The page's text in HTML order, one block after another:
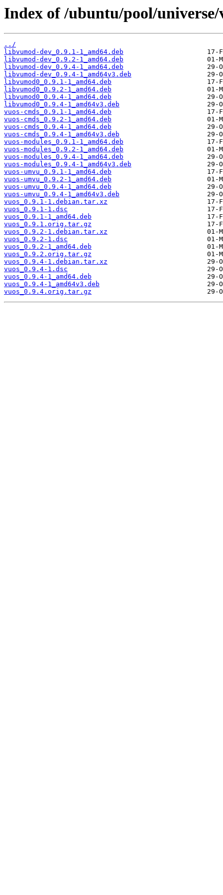
Index of /ubuntu/pool/universe/
../
libvumod-dev_0.9.1-1_amd64.deb
libvumod-dev_0.9.2-1_amd64.deb
libvumod-dev_0.9.4-1_amd64.deb
libvumod-dev_0.9.4-1_amd64v3.deb
libvumod0_0.9.1-1_amd64.deb
libvumod0_0.9.2-1_amd64.deb
libvumod0_0.9.4-1_amd64.deb
libvumod0_0.9.4-1_amd64v3.deb
vuos-cmds_0.9.1-1_amd64.deb
vuos-cmds_0.9.2-1_amd64.deb
vuos-cmds_0.9.4-1_amd64.deb
vuos-cmds_0.9.4-1_amd64v3.deb
vuos-modules_0.9.1-1_amd64.deb
vuos-modules_0.9.2-1_amd64.deb
vuos-modules_0.9.4-1_amd64.deb
vuos-modules_0.9.4-1_amd64v3.deb
vuos-umvu_0.9.1-1_amd64.deb
vuos-umvu_0.9.2-1_amd64.deb
vuos-umvu_0.9.4-1_amd64.deb
vuos-umvu_0.9.4-1_amd64v3.deb
vuos_0.9.1-1.debian.tar.xz
vuos_0.9.1-1.dsc
vuos_0.9.1-1_amd64.deb
vuos_0.9.1.orig.tar.gz
vuos_0.9.2-1.debian.tar.xz
vuos_0.9.2-1.dsc
vuos_0.9.2-1_amd64.deb
vuos_0.9.2.orig.tar.gz
vuos_0.9.4-1.debian.tar.xz
vuos_0.9.4-1.dsc
vuos_0.9.4-1_amd64.deb
vuos_0.9.4-1_amd64v3.deb
vuos_0.9.4.orig.tar.gz